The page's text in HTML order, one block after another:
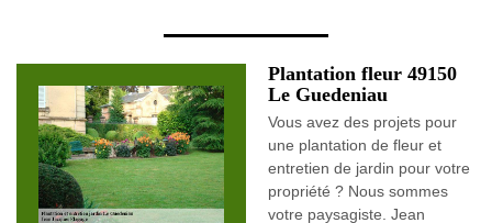
Plantation fleur 49150
Le Guedeniau
Vous avez des projets pour
une plantation de fleur et
entretien de jardin pour votre
propriété ? Nous sommes
votre paysagiste. Jean